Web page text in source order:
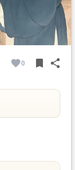
0 bookmark share